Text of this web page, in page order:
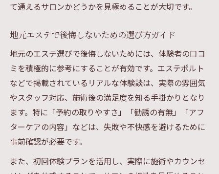
て通えるサロンかどうかを見極めることが大切です。
地元エステで後悔しないための選び方ガイド
地元のエステ選びで後悔しないためには、体験者の口コ
ミを積極的に参考にすることが有効です。エステポルト
などで掲載されているリアルな体験談は、実際の雰囲気
やスタッフ対応、施術後の満足度を知る手掛かりとなり
ます。特に「予約の取りやすさ」「勧誘の有無」「アフ
ターケアの内容」などは、失敗や不快感を避けるために
事前確認が必要です。
また、初回体験プランを活用し、実際に施術やカウンセ